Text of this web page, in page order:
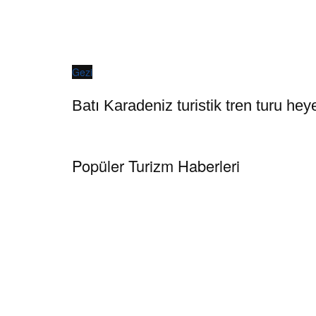
Gezi
Batı Karadeniz turistik tren turu
Popüler Turizm Haberleri